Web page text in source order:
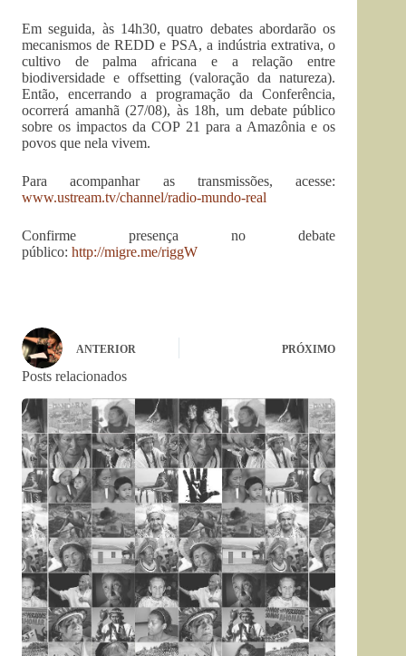
Em seguida, às 14h30, quatro debates abordarão os
mecanismos de REDD e PSA, a indústria extrativa, o
cultivo de palma africana e a relação entre
biodiversidade e offsetting (valoração da natureza).
Então, encerrando a programação da Conferência,
ocorrerá amanhã (27/08), às 18h, um debate público
sobre os impactos da COP 21 para a Amazônia e os
povos que nela vivem.
Para acompanhar as transmissões, acesse:
www.ustream.tv/channel/radio-mundo-real
Confirme presença no debate
público: http://migre.me/riggW
ANTERIOR PRÓXIMO
Posts relacionados